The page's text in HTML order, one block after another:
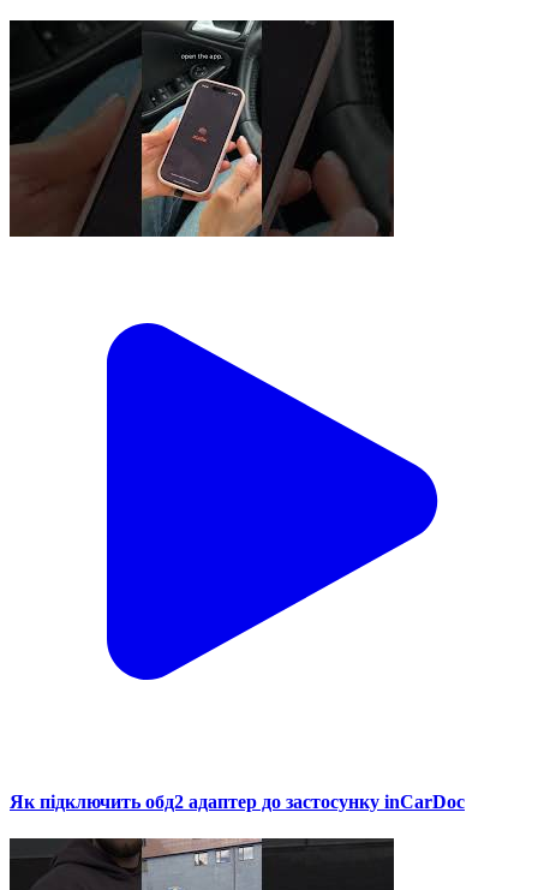
Як підключить обд2 адаптер до застосунку inCarDoc